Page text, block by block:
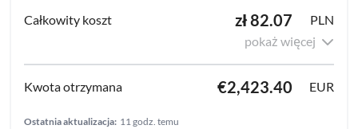
zł 82.07
PLN
pokaż więcej
€2,423.40 EUR
Ostatnia aktualizacja: 11 godz. temu